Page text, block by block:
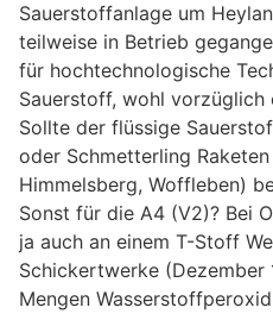
Sauerstoffanlage um
teilweise in Betrieb
für hochtechnologische
Sauerstoff, wohl vorzüglich
Sollte der flüssige
oder Schmetterling
Himmelsberg, Woffleben)
Sonst für die A4 (V2)? Bei
ja auch an einem T-Stoff
Schickertwerke
Mengen